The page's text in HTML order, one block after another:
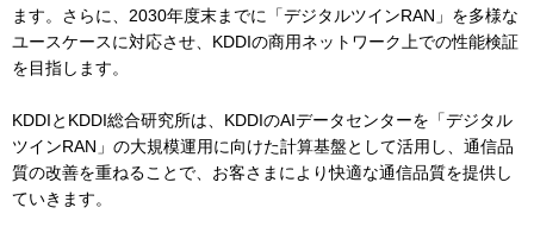
ます。さらに、2030年度末までに「デジタルツインRAN」を多様な
ユースケースに対応させ、KDDIの商用ネットワーク上での性能検証
を目指します。
KDDIとKDDI総合研究所は、KDDIのAIデータセンターを「デジタル
ツインRAN」の大規模運用に向けた計算基盤として活用し、通信品
質の改善を重ねることで、お客さまにより快適な通信品質を提供し
ていきます。